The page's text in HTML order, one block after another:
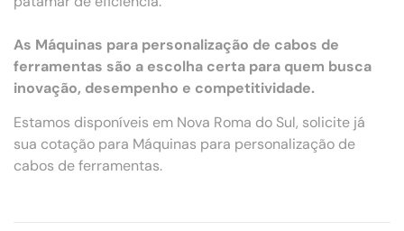
As Máquinas para personalização de cabos de
ferramentas são a escolha certa para quem busca
inovação, desempenho e competitividade.
Estamos disponíveis em Nova Roma do Sul, solicite já
sua cotação para Máquinas para personalização de
cabos de ferramentas.